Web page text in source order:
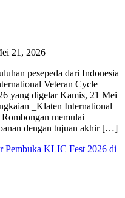
21, 2026
pesepeda dari Indonesia
Veteran Cycle
yang digelar Kamis, 21 Mei
_Klaten International
memulai
dengan tujuan akhir […]